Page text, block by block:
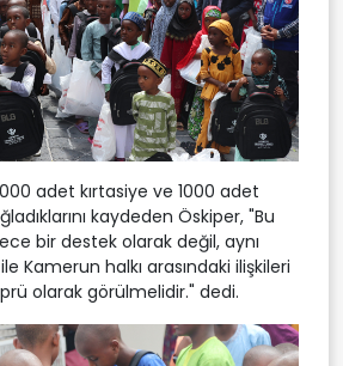
adet kırtasiye ve 1000 adet
kaydeden Öskiper, "Bu
bir destek olarak değil, aynı
Kamerun halkı arasındaki ilişkileri
olarak görülmelidir." dedi.